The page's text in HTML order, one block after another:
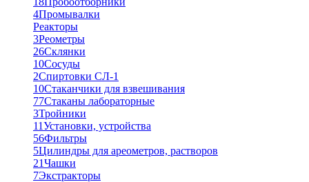
4Промывалки
Реакторы
3Реометры
26Склянки
10Сосуды
2Спиртовки СЛ-1
10Стаканчики для взвешивания
77Стаканы лабораторные
3Тройники
11Установки, устройства
56Фильтры
5Цилиндры для ареометров, растворов
21Чашки
7Экстракторы